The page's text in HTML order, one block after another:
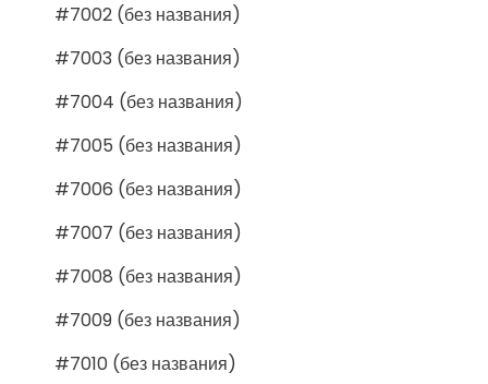
#7002 (без названия)
#7003 (без названия)
#7004 (без названия)
#7005 (без названия)
#7006 (без названия)
#7007 (без названия)
#7008 (без названия)
#7009 (без названия)
#7010 (без названия)